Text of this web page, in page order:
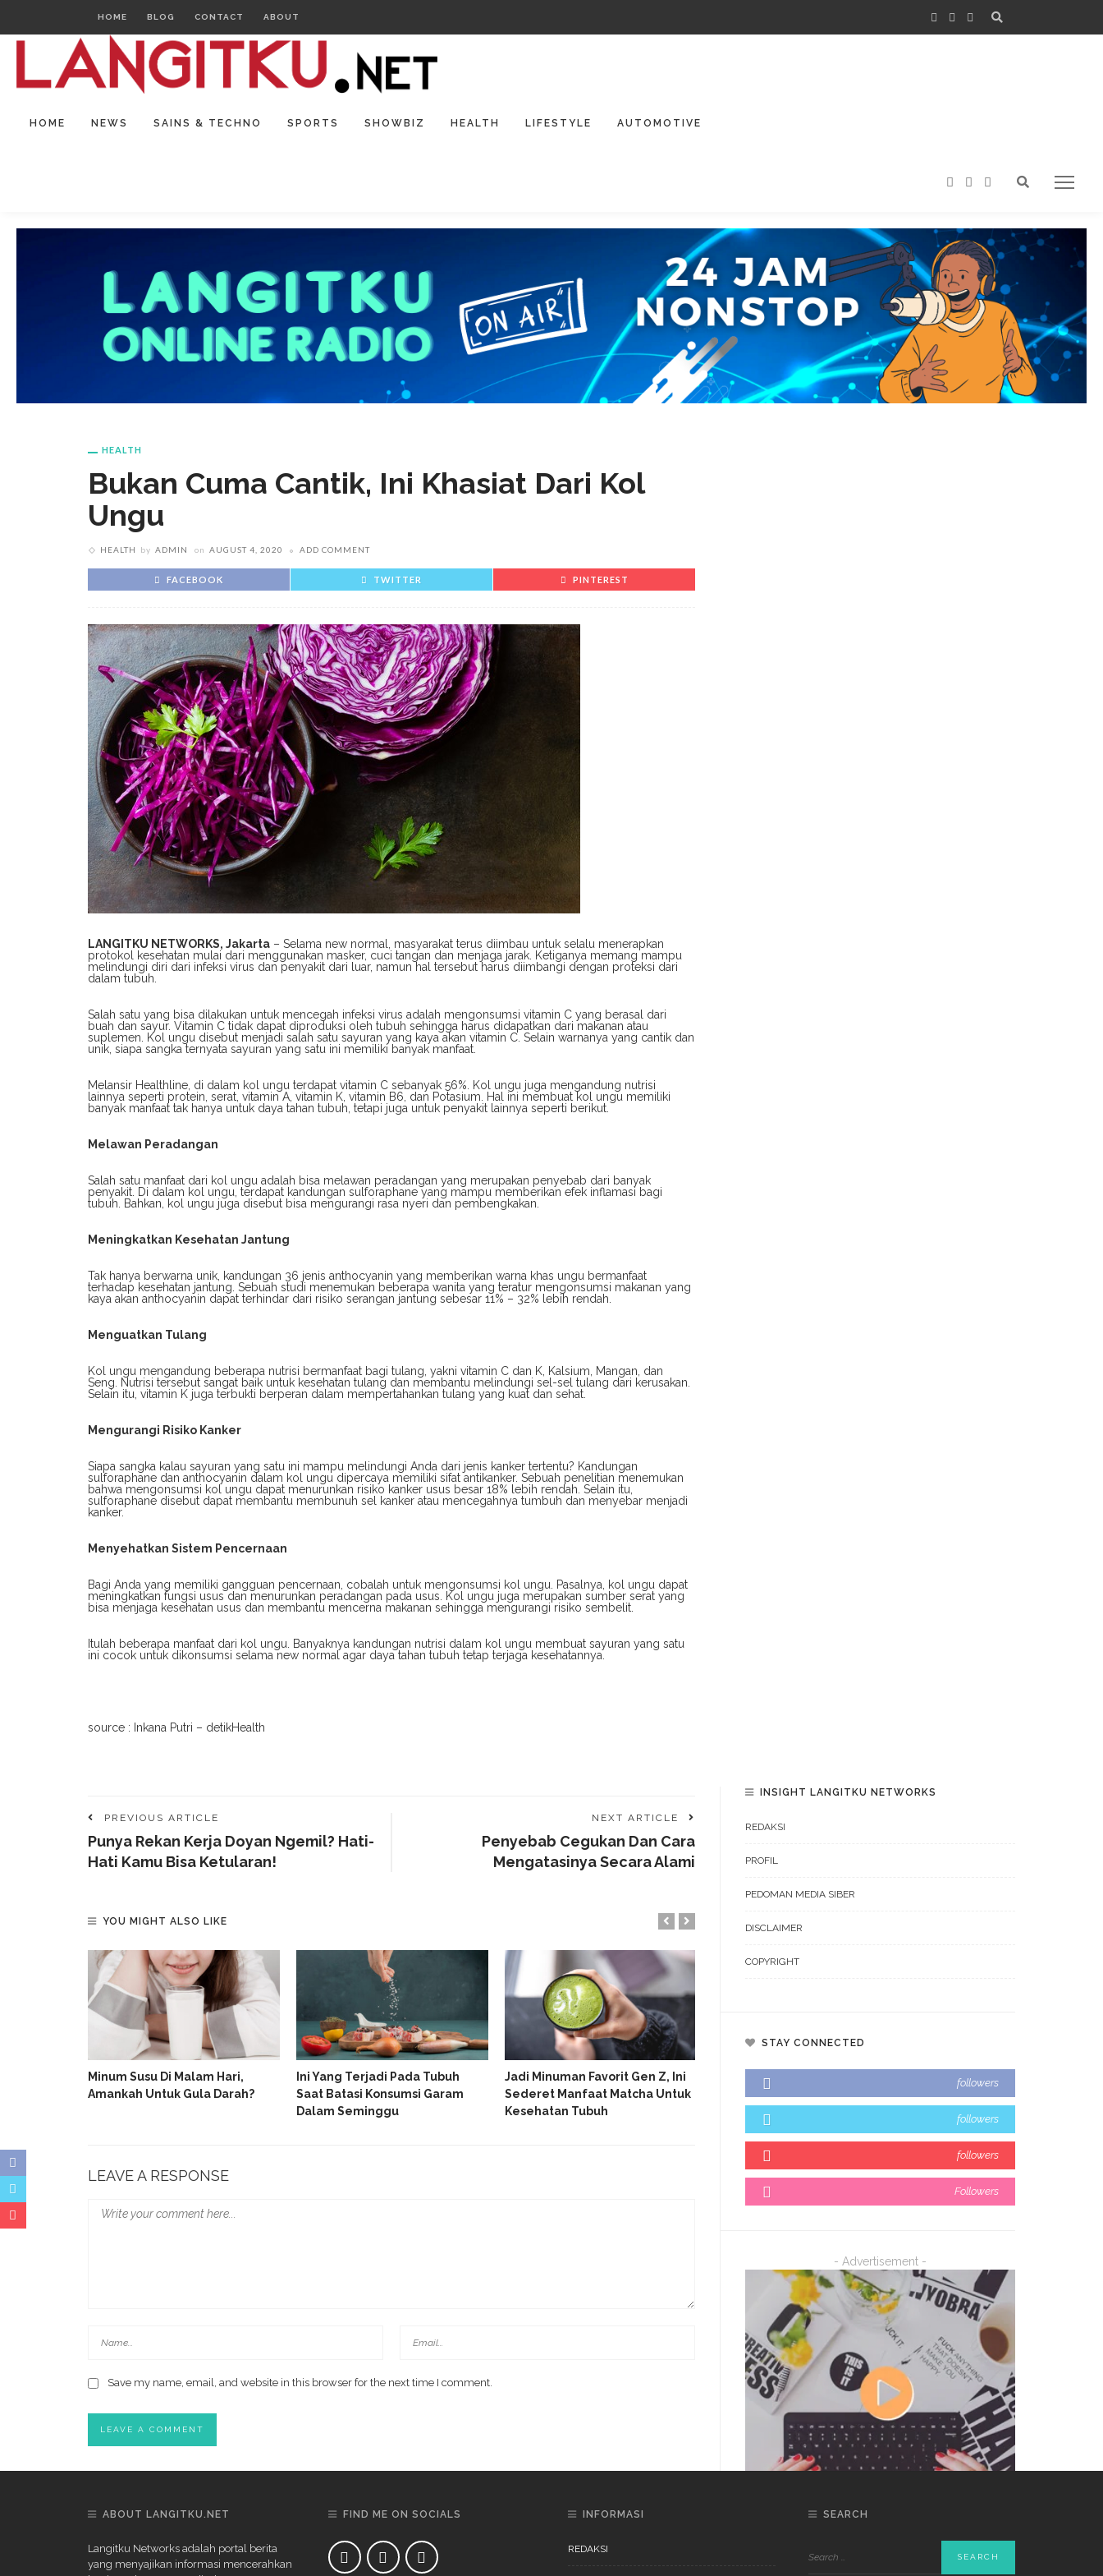
HOME BLOG CONTACT ABOUT
HOME NEWS SAINS & TECHNO SPORTS SHOWBIZ HEALTH LIFESTYLE AUTOMOTIVE
HEALTH
Bukan Cuma Cantik, Ini Khasiat Dari Kol
Ungu
HEALTH by ADMIN on AUGUST 4, 2020 ADD COMMENT
FACEBOOK TWITTER PINTEREST
LANGITKU NETWORKS, Jakarta – Selama new normal, masyarakat terus diimbau untuk selalu menerapkan
protokol kesehatan mulai dari menggunakan masker, cuci tangan dan menjaga jarak. Ketiganya memang mampu
melindungi diri dari infeksi virus dan penyakit dari luar, namun hal tersebut harus diimbangi dengan proteksi dari
dalam tubuh.
Salah satu yang bisa dilakukan untuk mencegah infeksi virus adalah mengonsumsi vitamin C yang berasal dari
buah dan sayur. Vitamin C tidak dapat diproduksi oleh tubuh sehingga harus didapatkan dari makanan atau
suplemen. Kol ungu disebut menjadi salah satu sayuran yang kaya akan vitamin C. Selain warnanya yang cantik dan
unik, siapa sangka ternyata sayuran yang satu ini memiliki banyak manfaat.
Melansir Healthline, di dalam kol ungu terdapat vitamin C sebanyak 56%. Kol ungu juga mengandung nutrisi
lainnya seperti protein, serat, vitamin A, vitamin K, vitamin B6, dan Potasium. Hal ini membuat kol ungu memiliki
banyak manfaat tak hanya untuk daya tahan tubuh, tetapi juga untuk penyakit lainnya seperti berikut.
Melawan Peradangan
Salah satu manfaat dari kol ungu adalah bisa melawan peradangan yang merupakan penyebab dari banyak
penyakit. Di dalam kol ungu, terdapat kandungan sulforaphane yang mampu memberikan efek inflamasi bagi
tubuh. Bahkan, kol ungu juga disebut bisa mengurangi rasa nyeri dan pembengkakan.
Meningkatkan Kesehatan Jantung
Tak hanya berwarna unik, kandungan 36 jenis anthocyanin yang memberikan warna khas ungu bermanfaat
terhadap kesehatan jantung. Sebuah studi menemukan beberapa wanita yang teratur mengonsumsi makanan yang
kaya akan anthocyanin dapat terhindar dari risiko serangan jantung sebesar 11% – 32% lebih rendah.
Menguatkan Tulang
Kol ungu mengandung beberapa nutrisi bermanfaat bagi tulang, yakni vitamin C dan K, Kalsium, Mangan, dan
Seng. Nutrisi tersebut sangat baik untuk kesehatan tulang dan membantu melindungi sel-sel tulang dari kerusakan.
Selain itu, vitamin K juga terbukti berperan dalam mempertahankan tulang yang kuat dan sehat.
Mengurangi Risiko Kanker
Siapa sangka kalau sayuran yang satu ini mampu melindungi Anda dari jenis kanker tertentu? Kandungan
sulforaphane dan anthocyanin dalam kol ungu dipercaya memiliki sifat antikanker. Sebuah penelitian menemukan
bahwa mengonsumsi kol ungu dapat menurunkan risiko kanker usus besar 18% lebih rendah. Selain itu,
sulforaphane disebut dapat membantu membunuh sel kanker atau mencegahnya tumbuh dan menyebar menjadi
kanker.
Menyehatkan Sistem Pencernaan
Bagi Anda yang memiliki gangguan pencernaan, cobalah untuk mengonsumsi kol ungu. Pasalnya, kol ungu dapat
meningkatkan fungsi usus dan menurunkan peradangan pada usus. Kol ungu juga merupakan sumber serat yang
bisa menjaga kesehatan usus dan membantu mencerna makanan sehingga mengurangi risiko sembelit.
Itulah beberapa manfaat dari kol ungu. Banyaknya kandungan nutrisi dalam kol ungu membuat sayuran yang satu
ini cocok untuk dikonsumsi selama new normal agar daya tahan tubuh tetap terjaga kesehatannya.
source : Inkana Putri – detikHealth
PREVIOUS ARTICLE
Punya Rekan Kerja Doyan Ngemil? Hati-
Hati Kamu Bisa Ketularan!
NEXT ARTICLE
Penyebab Cegukan Dan Cara
Mengatasinya Secara Alami
YOU MIGHT ALSO LIKE
Minum Susu Di Malam Hari,
Amankah Untuk Gula Darah?
Ini Yang Terjadi Pada Tubuh
Saat Batasi Konsumsi Garam
Dalam Seminggu
Jadi Minuman Favorit Gen Z, Ini
Sederet Manfaat Matcha Untuk
Kesehatan Tubuh
Benarkah Keju Bikin Kolesterol
Lagi Tren Main Padel
LEAVE A RESPONSE
Save my name, email, and website in this browser for the next time I comment.
INSIGHT LANGITKU NETWORKS
REDAKSI
PROFIL
PEDOMAN MEDIA SIBER
DISCLAIMER
COPYRIGHT
STAY CONNECTED
followers
followers
followers
Followers
- Advertisement -
ABOUT LANGITKU.NET
Langitku Networks adalah portal berita
yang menyajikan informasi mencerahkan
FIND ME ON SOCIALS INFORMASI
REDAKSI
SEARCH